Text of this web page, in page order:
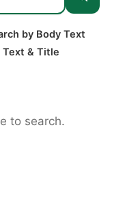
by Body Text
Text & Title
to search.